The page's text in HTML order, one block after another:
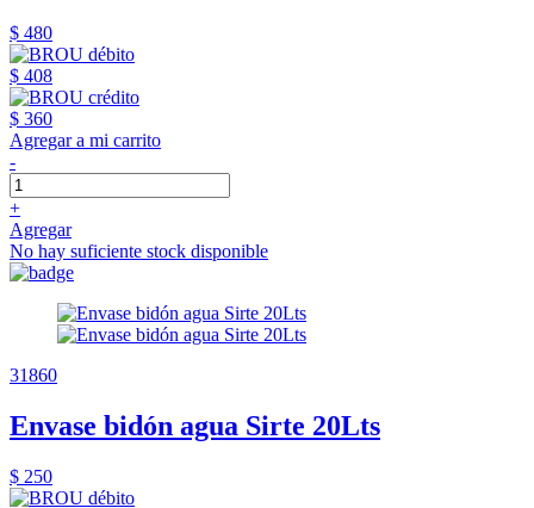
$ 480
$ 408
$ 360
Agregar a mi carrito
-
+
Agregar
No hay suficiente stock disponible
31860
Envase bidón agua Sirte 20Lts
$ 250